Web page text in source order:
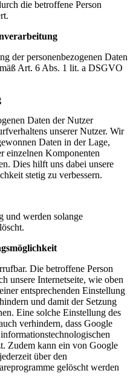
die betroffene Person
der personenbezogenen Daten
Art. 6 Abs. 1 lit. a DSGVO
Daten der Nutzer
unserer Nutzer. Wir
Daten in der Lage,
einzelnen Komponenten
Dies hilft uns dabei unsere
stetig zu verbessern.
und werden solange
Die betroffene Person
unsere Internetseite, wie oben
entsprechenden Einstellung
und damit der Setzung
Eine solche Einstellung des
verhindern, dass Google
Zudem kann ein von Google
über den
gelöscht werden